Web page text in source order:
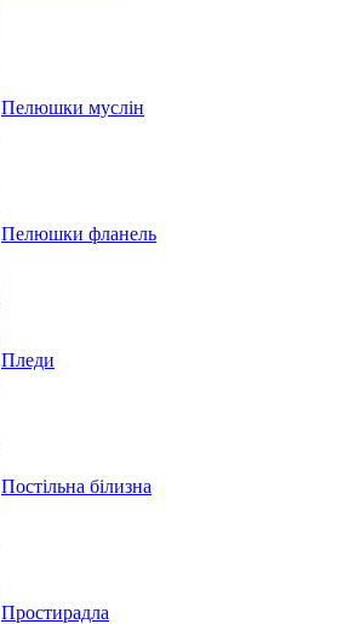
Пелюшки муслін
Пелюшки фланель
Пледи
Постільна білизна
Простирадла